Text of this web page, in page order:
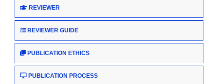
REVIEWER
REVIEWER GUIDE
PUBLICATION ETHICS
PUBLICATION PROCESS